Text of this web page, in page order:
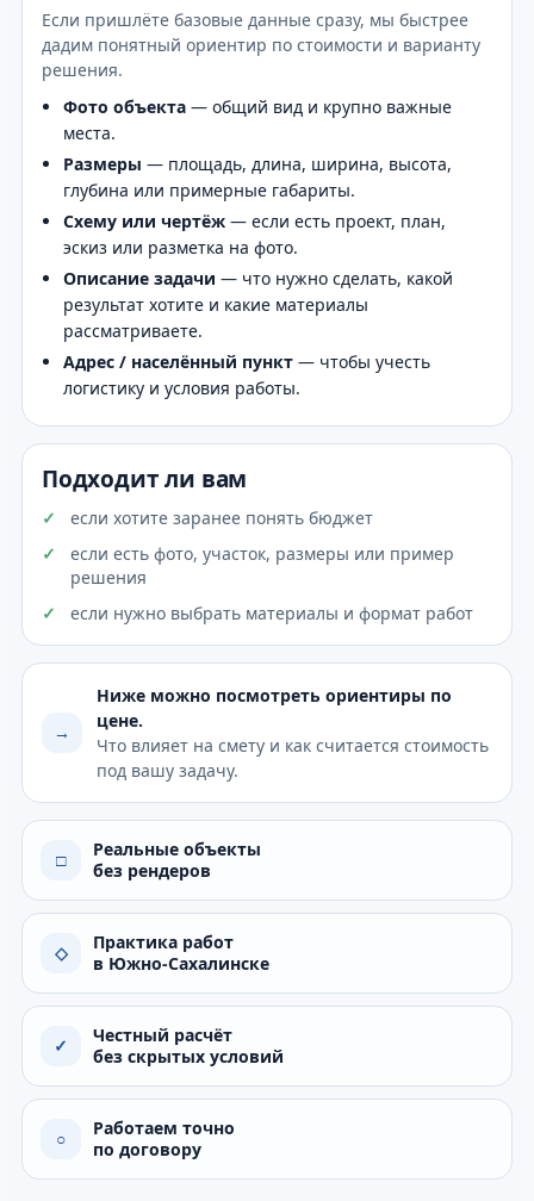
Если пришлёте базовые данные сразу, мы быстрее
дадим понятный ориентир по стоимости и варианту
решения.
Фото объекта — общий вид и крупно важные
места.
Размеры — площадь, длина, ширина, высота,
глубина или примерные габариты.
Схему или чертёж — если есть проект, план,
эскиз или разметка на фото.
Описание задачи — что нужно сделать, какой
результат хотите и какие материалы
рассматриваете.
Адрес / населённый пункт — чтобы учесть
логистику и условия работы.
Подходит ли вам
если хотите заранее понять бюджет
если есть фото, участок, размеры или пример
решения
если нужно выбрать материалы и формат работ
→
Ниже можно посмотреть ориентиры по
цене.
Что влияет на смету и как считается стоимость
под вашу задачу.
□
Реальные объекты
без рендеров
◇
Практика работ
в Южно-Сахалинске
✓
Честный расчёт
без скрытых условий
○
Работаем точно
по договору